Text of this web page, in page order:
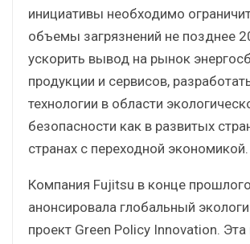
инициативы необходимо
объемы загрязнений не позднее
ускорить вывод на рынок
продукции и сервисов,
технологии в области
безопасности как в развитых
странах с переходной экономикой.
Компания Fujitsu в конце
анонсировала глобальный
проект Green Policy Innovation. Эта